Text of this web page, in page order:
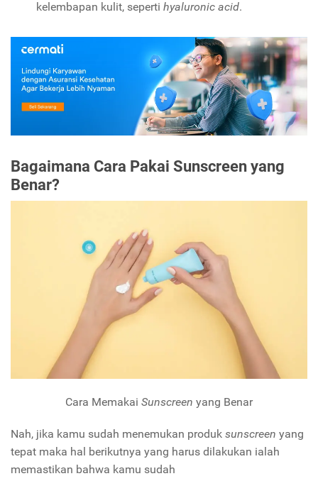
kelembapan kulit, seperti hyaluronic acid.
Bagaimana Cara Pakai Sunscreen yang
Benar?
Cara Memakai Sunscreen yang Benar
Nah, jika kamu sudah menemukan produk sunscreen yang
tepat maka hal berikutnya yang harus dilakukan ialah
memastikan bahwa kamu sudah